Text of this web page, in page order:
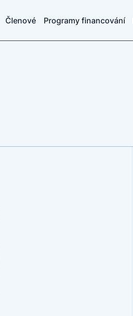
Členové Programy financování